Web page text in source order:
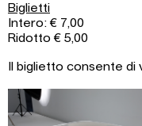
Biglietti
Intero: € 7,00
Ridotto € 5,00
Il biglietto consente